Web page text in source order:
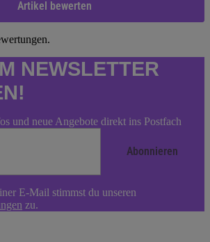
Artikel bewerten
NEWSLETTER
und neue Angebote direkt ins Postfach
Abonnieren
E-Mail stimmst du unseren
zu.